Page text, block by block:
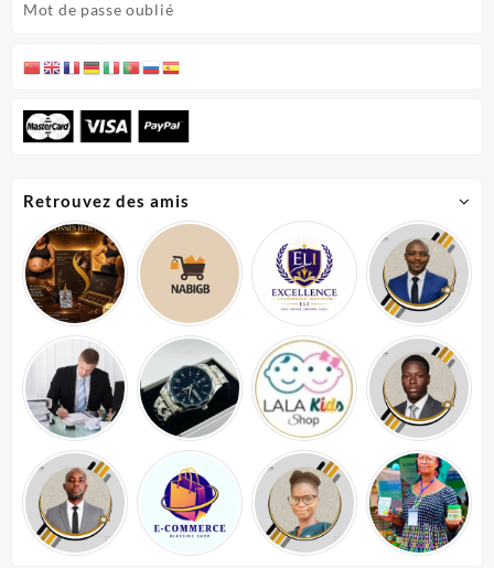
Mot de passe oublié
Retrouvez des amis